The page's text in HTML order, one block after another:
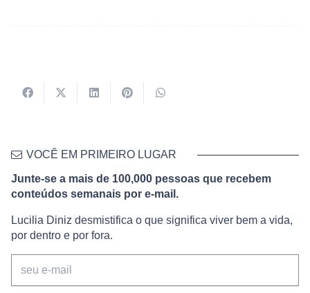
VOCÊ EM PRIMEIRO LUGAR
Junte-se a mais de 100,000 pessoas que recebem
conteúdos semanais por e-mail.
Lucilia Diniz desmistifica o que significa viver bem a vida,
por dentro e por fora.